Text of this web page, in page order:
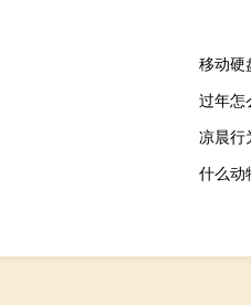
移动硬
过年怎
凉晨行
什么动